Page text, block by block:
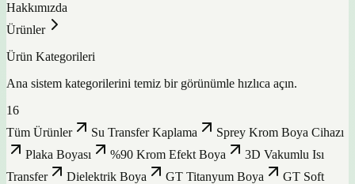
Hakkımızda
Ürünler
Ürün Kategorileri
Ana sistem kategorilerini temiz bir görünümle hızlıca açın.
16
Tüm Ürünler
Su Transfer Kaplama
Sprey Krom Boya Cihazı
Plaka Boyası
%90 Krom Efekt Boya
3D Vakumlu Isı
Transfer
Dielektrik Boya GT Titanyum Boya
GT Soft